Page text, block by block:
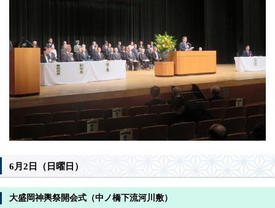
6月2日（日曜日）
大盛岡神輿祭開会式（中ノ橋下流河川敷）